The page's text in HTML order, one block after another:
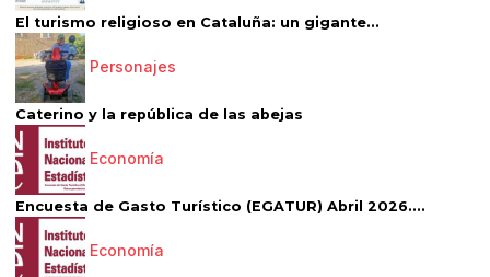
El turismo religioso en Cataluña: un gigante...
Personajes
Caterino y la república de las abejas
Economía
Encuesta de Gasto Turístico (EGATUR) Abril 2026....
Economía